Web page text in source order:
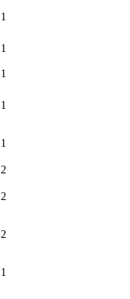
1
1
1
1
1
2
2
2
1